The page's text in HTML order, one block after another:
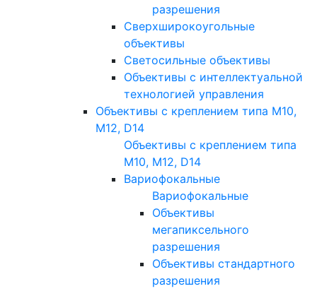
разрешения
Сверхширокоугольные
объективы
Светосильные объективы
Объективы с интеллектуальной
технологией управления
Объективы с креплением типа M10,
M12, D14
Объективы с креплением типа
M10, M12, D14
Вариофокальные
Вариофокальные
Объективы
мегапиксельного
разрешения
Объективы стандартного
разрешения